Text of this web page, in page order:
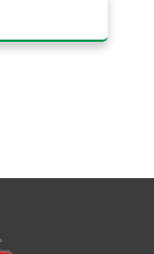
ভোলায় ১১